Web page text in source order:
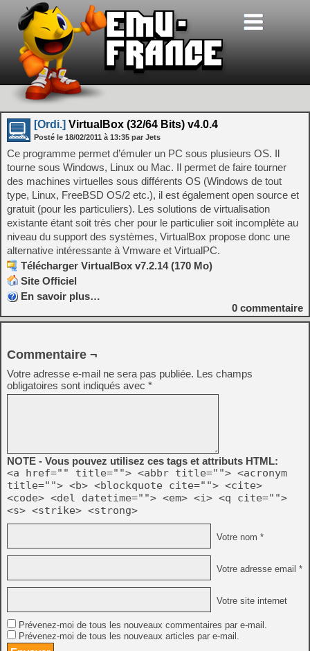
[Ordi.] VirtualBox (32/64 Bits) v4.0.4
Posté le 18/02/2011 à 13:35 par Jets
Ce programme permet d’émuler un PC sous plusieurs OS. Il
tourne sous Windows, Linux ou Mac. Il permet de faire tourner
des machines virtuelles sous différents OS (Windows de tout
type, Linux, FreeBSD OS/2 etc.), il est également open source et
gratuit (pour les particuliers). Les solutions de virtualisation
existante étant soit très cher pour le particulier soit incomplète au
niveau du support des systèmes, VirtualBox propose donc une
alternative intéressante à Vmware et VirtualPC.
Télécharger VirtualBox v7.2.14 (170 Mo)
Site Officiel
En savoir plus…
0 commentaire
Commentaire ¬
Votre adresse e-mail ne sera pas publiée. Les champs
obligatoires sont indiqués avec *
NOTE - Vous pouvez utilisez ces tags et attributs HTML:
<a href="" title=""> <abbr title=""> <acronym
title=""> <b> <blockquote cite=""> <cite>
<code> <del datetime=""> <em> <i> <q cite="">
<s> <strike> <strong>
Votre nom *
Votre adresse email *
Votre site internet
Prévenez-moi de tous les nouveaux commentaires par e-mail.
Prévenez-moi de tous les nouveaux articles par e-mail.